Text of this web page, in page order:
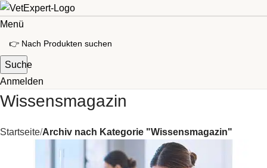
Menü
Suche
Anmelden
Wissensmagazin
Startseite Archiv nach Kategorie "Wissensmagazin"